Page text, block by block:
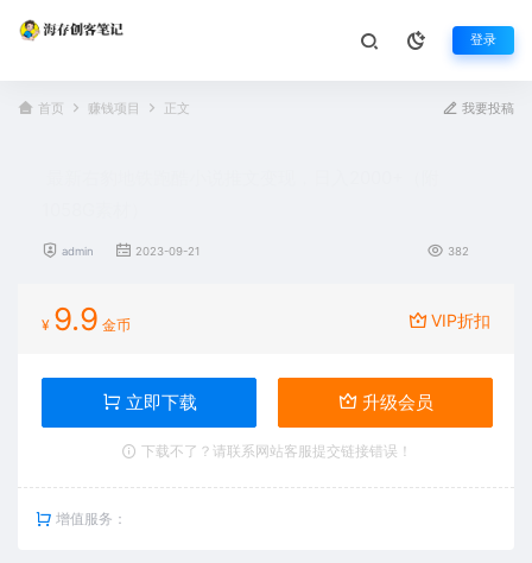
登录
首页 赚钱项目 正文 我要投稿
admin 2023-09-21 382
¥ 9.9 金币 VIP折扣
立即下载 升级会员
下载不了？请联系网站客服提交链接错误！
增值服务：